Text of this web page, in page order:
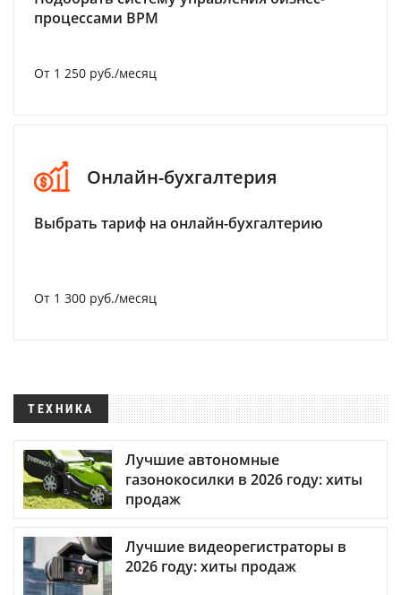
процессами BPM
От 1 250 руб./месяц
Онлайн-бухгалтерия
Выбрать тариф на онлайн-бухгалтерию
От 1 300 руб./месяц
ТЕХНИКА
Лучшие автономные
газонокосилки в 2026 году: хиты
продаж
Лучшие видеорегистраторы в
2026 году: хиты продаж